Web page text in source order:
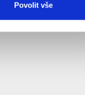
Povolit vše